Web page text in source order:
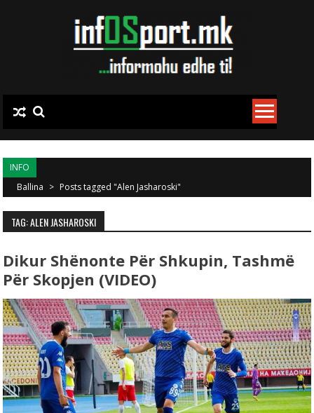
INFO
Ballina > Posts tagged "Alen Jasharoski"
TAG: ALEN JASHAROSKI
Dikur Shënonte Për Shkupin, Tashmë
Për Skopjen (VIDEO)